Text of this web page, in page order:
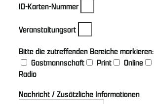
ID-Karten-Nummer
Veranstaltungsort
Bitte die zutreffenden Bereiche markieren:
Gastmannschaft
Print Online
Radio
Nachricht / Zusätzliche Informationen